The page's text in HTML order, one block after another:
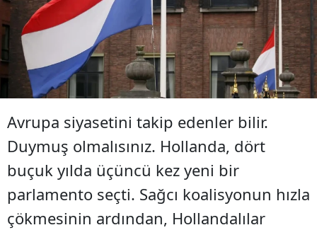
Avrupa siyasetini takip edenler bilir.
Duymuş olmalısınız. Hollanda, dört
buçuk yılda üçüncü kez yeni bir
parlamento seçti. Sağcı koalisyonun hızla
çökmesinin ardından, Hollandalılar